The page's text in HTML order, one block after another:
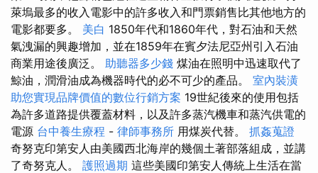
萊塢最多的收入電影中的許多收入和門票銷售比其他地方的
電影都要多。 美白 1850年代和1860年代，對石油和天然
氣洩漏的興趣增加，並在1859年在賓夕法尼亞州引入石油
商業用途後廣泛。 助聽器多少錢 煤油在照明中迅速取代了
鯨油，潤滑油成為機器時代的必不可少的產品。 室內裝潢
助您實現品牌價值的數位行銷方案 19世紀後來的使用包括
為許多道路提供覆蓋材料，以及許多蒸汽機車和蒸汽供電的
電源 台中養生療程 - 律師事務所 用煤炭代替。 抓姦蒐證
奇努克印第安人由美國西北海岸的幾個土著部落組成，並講
了奇努克人。 護照過期 這些美國印第安人傳統上生活在當